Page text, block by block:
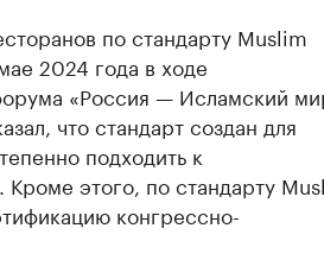
по стандарту Muslim
2024 года в ходе
«Россия — Исламский
что стандарт создан для
подходить к
Кроме этого, по стандарту
конгрессно-